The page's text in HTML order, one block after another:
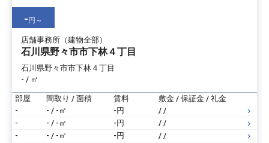
-円～
店舗事務所（建物全部）
石川県野々市市下林４丁目
石川県野々市市下林４丁目
- / ㎡
部屋 間取り / 面積 賃料
敷金 / 保証金 / 礼金
-
- / -㎡ -円
/ /
-
- / -㎡ -円
/ /
-
- / -㎡ -円 / /